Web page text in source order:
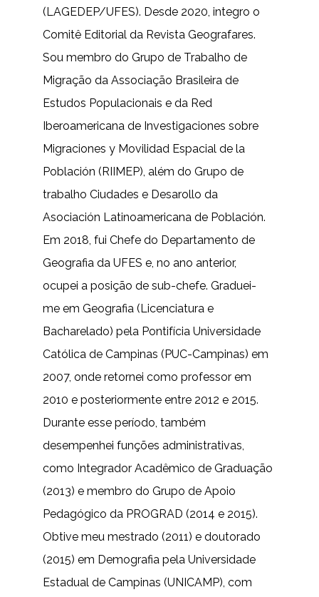
(LAGEDEP/UFES). Desde 2020, integro o
Comitê Editorial da Revista Geografares.
Sou membro do Grupo de Trabalho de
Migração da Associação Brasileira de
Estudos Populacionais e da Red
Iberoamericana de Investigaciones sobre
Migraciones y Movilidad Espacial de la
Población (RIIMEP), além do Grupo de
trabalho Ciudades e Desarollo da
Asociación Latinoamericana de Población.
Em 2018, fui Chefe do Departamento de
Geografia da UFES e, no ano anterior,
ocupei a posição de sub-chefe. Graduei-
me em Geografia (Licenciatura e
Bacharelado) pela Pontifícia Universidade
Católica de Campinas (PUC-Campinas) em
2007, onde retornei como professor em
2010 e posteriormente entre 2012 e 2015.
Durante esse período, também
desempenhei funções administrativas,
como Integrador Acadêmico de Graduação
(2013) e membro do Grupo de Apoio
Pedagógico da PROGRAD (2014 e 2015).
Obtive meu mestrado (2011) e doutorado
(2015) em Demografia pela Universidade
Estadual de Campinas (UNICAMP), com